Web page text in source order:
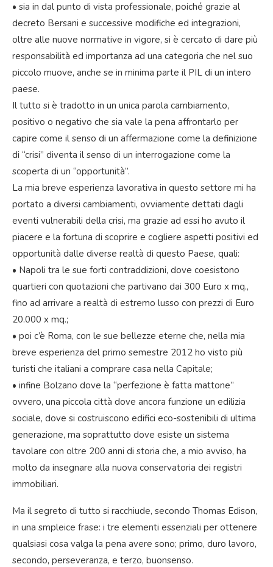
• sia in dal punto di vista professionale, poiché grazie al
decreto Bersani e successive modifiche ed integrazioni,
oltre alle nuove normative in vigore, si è cercato di dare più
responsabilità ed importanza ad una categoria che nel suo
piccolo muove, anche se in minima parte il PIL di un intero
paese.
Il tutto si è tradotto in un unica parola cambiamento,
positivo o negativo che sia vale la pena affrontarlo per
capire come il senso di un affermazione come la definizione
di “crisi” diventa il senso di un interrogazione come la
scoperta di un “opportunità”.
La mia breve esperienza lavorativa in questo settore mi ha
portato a diversi cambiamenti, ovviamente dettati dagli
eventi vulnerabili della crisi, ma grazie ad essi ho avuto il
piacere e la fortuna di scoprire e cogliere aspetti positivi ed
opportunità dalle diverse realtà di questo Paese, quali:
• Napoli tra le sue forti contraddizioni, dove coesistono
quartieri con quotazioni che partivano dai 300 Euro x mq.,
fino ad arrivare a realtà di estremo lusso con prezzi di Euro
20.000 x mq.;
• poi c’è Roma, con le sue bellezze eterne che, nella mia
breve esperienza del primo semestre 2012 ho visto più
turisti che italiani a comprare casa nella Capitale;
• infine Bolzano dove la “perfezione è fatta mattone”
ovvero, una piccola città dove ancora funzione un edilizia
sociale, dove si costruiscono edifici eco-sostenibili di ultima
generazione, ma soprattutto dove esiste un sistema
tavolare con oltre 200 anni di storia che, a mio avviso, ha
molto da insegnare alla nuova conservatoria dei registri
immobiliari.
Ma il segreto di tutto si racchiude, secondo Thomas Edison,
in una smpleice frase: i tre elementi essenziali per ottenere
qualsiasi cosa valga la pena avere sono; primo, duro lavoro,
secondo, perseveranza, e terzo, buonsenso.